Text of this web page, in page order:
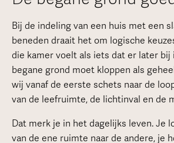
Bij de indeling van een huis met een
beneden draait het om logische
die kamer voelt als iets dat er later bij
begane grond moet kloppen als
wij vanaf de eerste schets naar de
van de leefruimte, de lichtinval en de
Dat merk je in het dagelijks leven. Je
van de ene ruimte naar de andere, je